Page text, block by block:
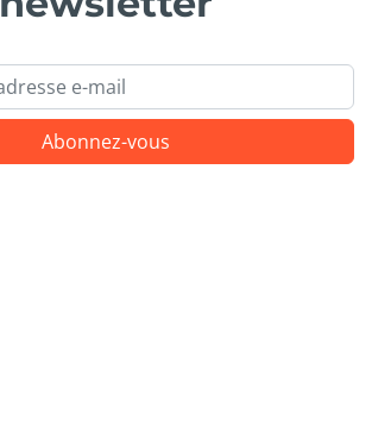
Abonnez-vous